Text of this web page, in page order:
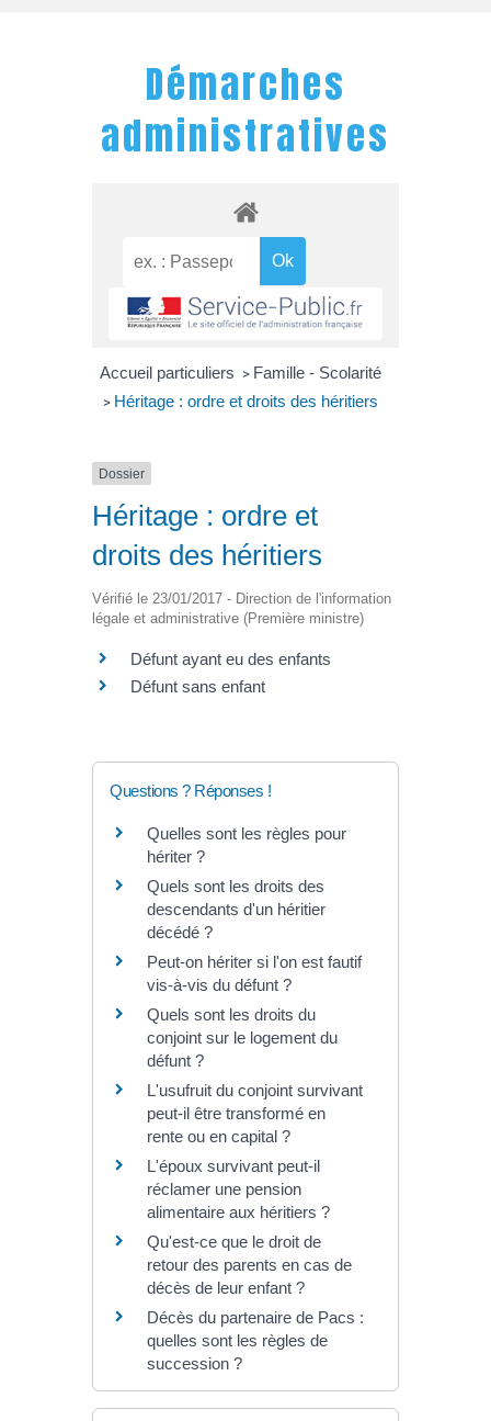
Démarches
administratives
Accueil particuliers > Famille - Scolarité
> Héritage : ordre et droits des héritiers
Dossier
Héritage : ordre et
droits des héritiers
Vérifié le 23/01/2017 - Direction de l'information
légale et administrative (Première ministre)
Défunt ayant eu des enfants
Défunt sans enfant
Questions ? Réponses !
Quelles sont les règles pour
hériter ?
Quels sont les droits des
descendants d'un héritier
décédé ?
Peut-on hériter si l'on est fautif
vis-à-vis du défunt ?
Quels sont les droits du
conjoint sur le logement du
défunt ?
L'usufruit du conjoint survivant
peut-il être transformé en
rente ou en capital ?
L'époux survivant peut-il
réclamer une pension
alimentaire aux héritiers ?
Qu'est-ce que le droit de
retour des parents en cas de
décès de leur enfant ?
Décès du partenaire de Pacs :
quelles sont les règles de
succession ?